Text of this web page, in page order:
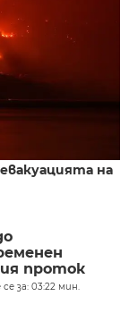
на
проток
за: 03:22 мин.